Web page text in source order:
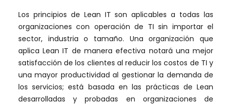
Los principios de Lean IT son aplicables a todas las
organizaciones con operación de TI sin importar el
sector, industria o tamaño. Una organización que
aplica Lean IT de manera efectiva notará una mejor
satisfacción de los clientes al reducir los costos de TI y
una mayor productividad al gestionar la demanda de
los servicios; está basada en las prácticas de Lean
desarrolladas y probadas en organizaciones de